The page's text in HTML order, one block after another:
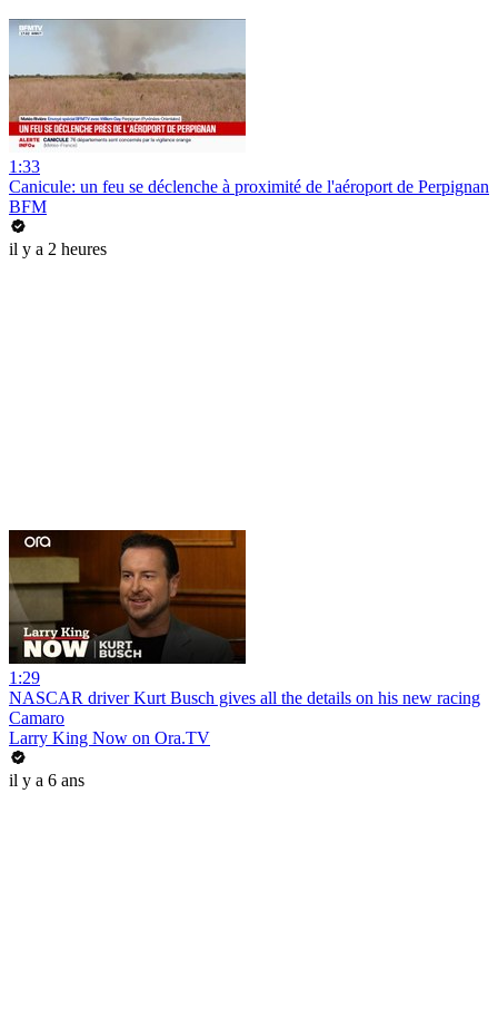
1:33
Canicule: un feu se déclenche à proximité de l'aéroport de Perpignan
BFM
il y a 2 heures
1:29
NASCAR driver Kurt Busch gives all the details on his new racing
Camaro
Larry King Now on Ora.TV
il y a 6 ans